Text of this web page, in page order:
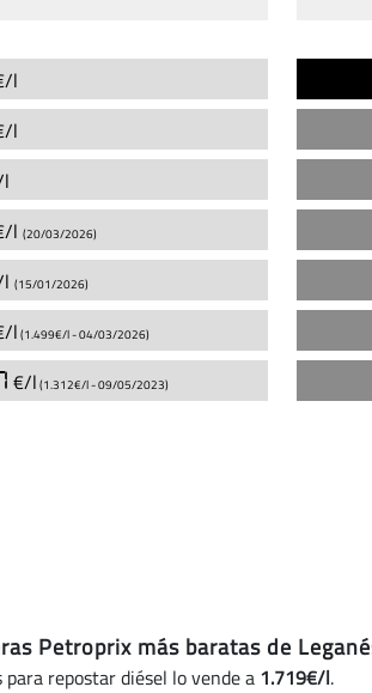
l
l
l (20/03/2026)
(15/01/2026)
l (1.499€/l -04/03/2026)
€/l (1.312€/l -09/05/2023)
Análisis
de
gasolina
plomo
las
Petroprix
Petroprix más baratas de
repostar diésel lo vende a 1.719€/l.